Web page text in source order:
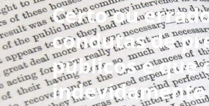
Certo ou
condutas de
públicos e que